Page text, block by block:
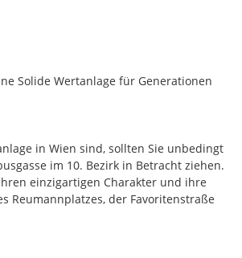
Solide Wertanlage für Generationen
in Wien sind, sollten Sie unbedingt
im 10. Bezirk in Betracht ziehen.
einzigartigen Charakter und ihre
Reumannplatzes, der Favoritenstraße